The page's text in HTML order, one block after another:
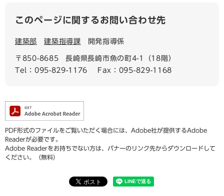
このページに関するお問い合わせ先
建築部 建築指導課 開発指導係
〒850-8685
長崎県長崎市魚の町4-1（18階）
Tel：095-829-1176
Fax：095-829-1168
PDF形式のファイルをご覧いただく場合には、Adobe社が提供するAdobe
Readerが必要です。
Adobe Readerをお持ちでない方は、バナーのリンク先からダウンロードして
ください。（無料）